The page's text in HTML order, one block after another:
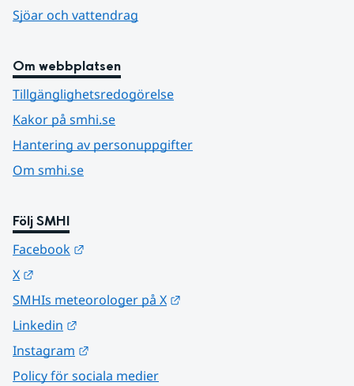
Sjöar och vattendrag
Om webbplatsen
Tillgänglighetsredogörelse
Kakor på smhi.se
Hantering av personuppgifter
Om smhi.se
Följ SMHI
Facebook
X
SMHIs meteorologer på X
Linkedin
Instagram
Policy för sociala medier